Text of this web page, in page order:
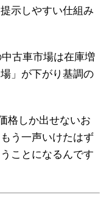
示しやすい仕組み
古車市場は在庫増
」が下がり基調の
格しか出せないお
う一声いけたはず
ことになるんです